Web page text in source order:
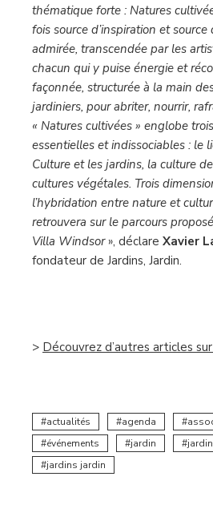
thématique forte : Natures
fois source d’inspiration et source
admirée, transcendée par les
chacun qui y puise énergie et
façonnée, structurée à la main
jardiniers, pour abriter, nourrir,
« Natures cultivées » englobe
essentielles et indissociables : le
Culture et les jardins, la culture
cultures végétales. Trois
l’hybridation entre nature et
retrouvera sur le parcours
Villa Windsor», déclare Xavier
fondateur de Jardins, Jardin.
> Découvrez d’autres articles sur
actualités agenda
événements
jardin
jardins jardin